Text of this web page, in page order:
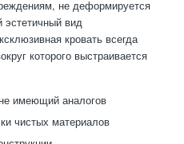
не деформируется
эстетичный вид
кровать всегда
которого выстраивается
имеющий аналогов
чистых материалов